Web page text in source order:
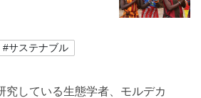
#サステナブル
究している生態学者、モルデカ